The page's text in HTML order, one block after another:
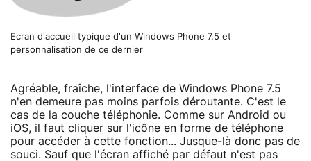
Ecran d'accueil typique d'un Windows Phone 7.5 et
personnalisation de ce dernier
Agréable, fraîche, l'interface de Windows Phone 7.5
n'en demeure pas moins parfois déroutante. C'est le
cas de la couche téléphonie. Comme sur Android ou
iOS, il faut cliquer sur l'icône en forme de téléphone
pour accéder à cette fonction... Jusque-là donc pas de
souci. Sauf que l'écran affiché par défaut n'est pas